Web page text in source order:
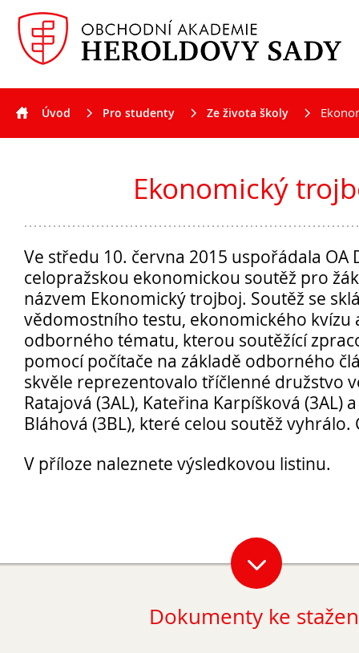
Aktuality
Opravné zkoušky a doklasifikace srpen
Úvod Pro studenty Ze života školy
Ekonomický
Ve středu 10. června 2015 uspořádala OA
celopražskou ekonomickou soutěž pro
názvem Ekonomický trojboj. Soutěž se
vědomostního testu, ekonomického kvízu
odborného tématu, kterou soutěžící
pomocí počítače na základě odborného
skvěle reprezentovalo tříčlenné družstvo
Ratajová (3AL), Kateřina Karpíšková (3AL)
Bláhová (3BL), které celou soutěž
V příloze naleznete výsledkovou listinu.
Dokumenty ke